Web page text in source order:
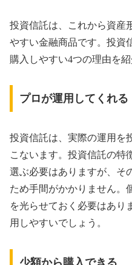
投資信託は、これから資産
やすい金融商品です。投資
購入しやすい4つの理由を紹
プロが運用してくれる
投資信託は、実際の運用を
こないます。投資信託の特
選ぶ必要はありますが、そ
ため手間がかかりません。
を光らせておく必要はあり
用しやすいでしょう。
少額から購入できる